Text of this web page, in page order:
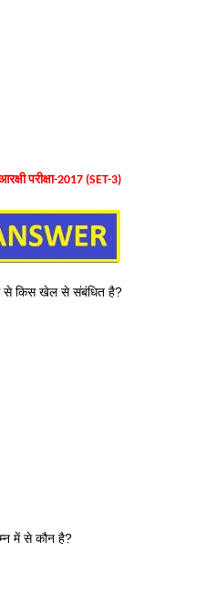
परीक्षा-2017 (SET-3)
से किस खेल से संबंधित है?
में से कौन है?